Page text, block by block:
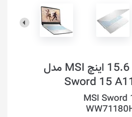
لپ تاپ گیمینگ 15.6 اینچ MSI مدل
Sword 15
MSI Sword